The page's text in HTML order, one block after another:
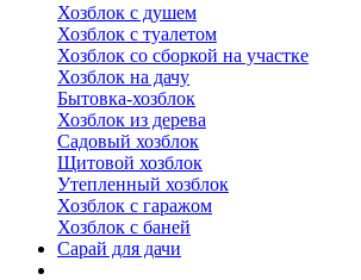
Хозблок с душем
Хозблок с туалетом
Хозблок со сборкой на участке
Хозблок на дачу
Бытовка-хозблок
Хозблок из дерева
Садовый хозблок
Щитовой хозблок
Утепленный хозблок
Хозблок с гаражом
Хозблок с баней
Сарай для дачи